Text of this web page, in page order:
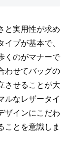
と実用性が求め
プが基本で、
くのがマナーで
わせてバッグの
させることが大
ルなレザータイ
ザインにこだわ
ことを意識しま